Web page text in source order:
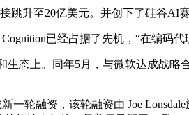
跳升至20亿美元。并创下了硅谷AI
已经占据了先机，“在编码
态上。同年5月，与微软达成战
轮融资，该轮融资由 Joe